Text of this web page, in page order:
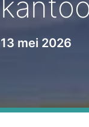
13 mei 2026